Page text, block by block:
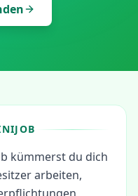
kümmerst du dich
arbeiten,